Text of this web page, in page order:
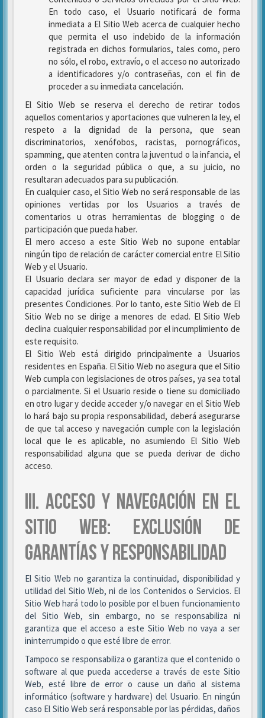
En todo caso, el Usuario notificará de forma
inmediata a El Sitio Web acerca de cualquier hecho
que permita el uso indebido de la información
registrada en dichos formularios, tales como, pero
no sólo, el robo, extravío, o el acceso no autorizado
a identificadores y/o contraseñas, con el fin de
proceder a su inmediata cancelación.
El Sitio Web se reserva el derecho de retirar todos
aquellos comentarios y aportaciones que vulneren la ley, el
respeto a la dignidad de la persona, que sean
discriminatorios, xenófobos, racistas, pornográficos,
spamming, que atenten contra la juventud o la infancia, el
orden o la seguridad pública o que, a su juicio, no
resultaran adecuados para su publicación.
En cualquier caso, el Sitio Web no será responsable de las
opiniones vertidas por los Usuarios a través de
comentarios u otras herramientas de blogging o de
participación que pueda haber.
El mero acceso a este Sitio Web no supone entablar
ningún tipo de relación de carácter comercial entre El Sitio
Web y el Usuario.
El Usuario declara ser mayor de edad y disponer de la
capacidad jurídica suficiente para vincularse por las
presentes Condiciones. Por lo tanto, este Sitio Web de El
Sitio Web no se dirige a menores de edad. El Sitio Web
declina cualquier responsabilidad por el incumplimiento de
este requisito.
El Sitio Web está dirigido principalmente a Usuarios
residentes en España. El Sitio Web no asegura que el Sitio
Web cumpla con legislaciones de otros países, ya sea total
o parcialmente. Si el Usuario reside o tiene su domiciliado
en otro lugar y decide acceder y/o navegar en el Sitio Web
lo hará bajo su propia responsabilidad, deberá asegurarse
de que tal acceso y navegación cumple con la legislación
local que le es aplicable, no asumiendo El Sitio Web
responsabilidad alguna que se pueda derivar de dicho
acceso.
III. ACCESO Y NAVEGACIÓN EN EL
SITIO WEB: EXCLUSIÓN DE
GARANTÍAS Y RESPONSABILIDAD
El Sitio Web no garantiza la continuidad, disponibilidad y
utilidad del Sitio Web, ni de los Contenidos o Servicios. El
Sitio Web hará todo lo posible por el buen funcionamiento
del Sitio Web, sin embargo, no se responsabiliza ni
garantiza que el acceso a este Sitio Web no vaya a ser
ininterrumpido o que esté libre de error.
Tampoco se responsabiliza o garantiza que el contenido o
software al que pueda accederse a través de este Sitio
Web, esté libre de error o cause un daño al sistema
informático (software y hardware) del Usuario. En ningún
caso El Sitio Web será responsable por las pérdidas, daños